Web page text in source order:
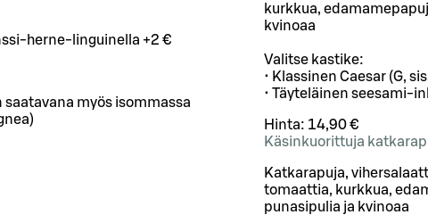
herne-linguinella +2 €
myös isommassa
kurkkua,
kvinoaa
Valitse kastike:
• Klassinen Caesar (G,
• Täyteläinen seesami-
Hinta: 14,90 €
Käsinkuorittuja
Katkarapuja,
tomaattia, kurkkua,
punasipulia ja kvinoaa